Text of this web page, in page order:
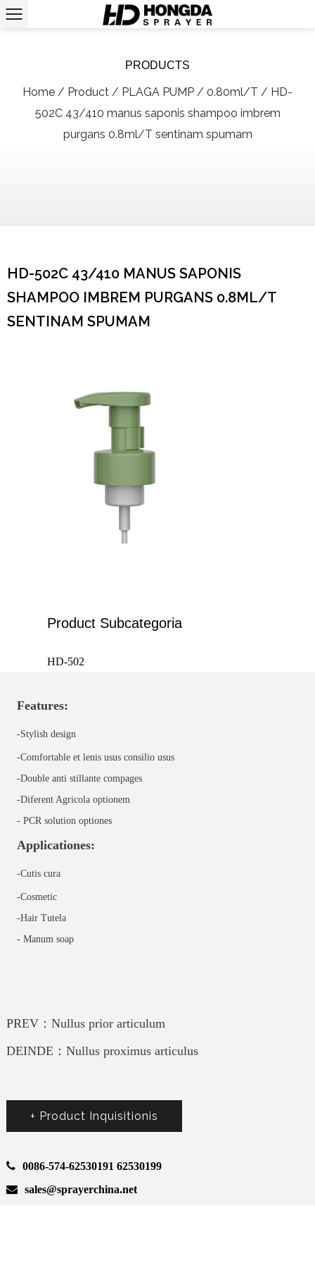
PRODUCTS
Home / Product / PLAGA PUMP / 0.80ml/T / HD-
502C 43/410 manus saponis shampoo imbrem
purgans 0.8ml/T sentinam spumam
HD-502C 43/410 MANUS SAPONIS
SHAMPOO IMBREM PURGANS 0.8ML/T
SENTINAM SPUMAM
Product Subcategoria
HD-502
Features:
-Stylish design
-Comfortable et lenis usus consilio usus
-Double anti stillante compages
-Diferent Agricola optionem
- PCR solution optiones
Applicationes:
-Cutis cura
-Cosmetic
-Hair Tutela
- Manum soap
PREV：Nullus prior articulum
DEINDE：Nullus proximus articulus
+ Product Inquisitionis
0086-574-62530191 62530199
sales@sprayerchina.net